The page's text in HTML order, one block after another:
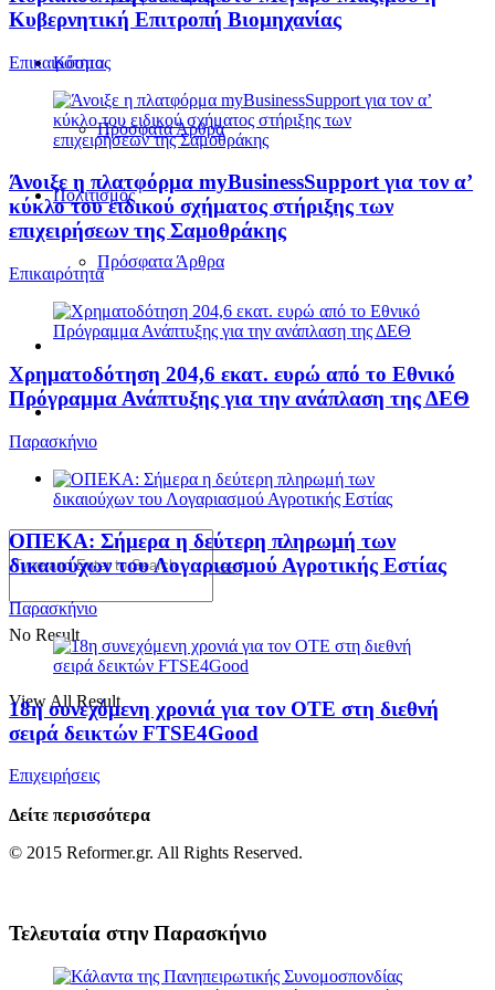
Κόσμος
Πρόσφατα Άρθρα
Πολιτισμός
Πρόσφατα Άρθρα
No Result
View All Result
Κυβερνητική Επιτροπή Βιομηχανίας
Επικαιρότητα
Άνοιξε η πλατφόρμα myBusinessSupport για τον α’
κύκλο του ειδικού σχήματος στήριξης των
επιχειρήσεων της Σαμοθράκης
Επικαιρότητα
Χρηματοδότηση 204,6 εκατ. ευρώ από το Εθνικό
Πρόγραμμα Ανάπτυξης για την ανάπλαση της ΔΕΘ
Παρασκήνιο
ΟΠΕΚΑ: Σήμερα η δεύτερη πληρωμή των
δικαιούχων του Λογαριασμού Αγροτικής Εστίας
Παρασκήνιο
18η συνεχόμενη χρονιά για τον ΟΤΕ στη διεθνή
σειρά δεικτών FTSE4Good
Επιχειρήσεις
Δείτε περισσότερα
© 2015 Reformer.gr. All Rights Reserved.
Τελευταία στηνΠαρασκήνιο